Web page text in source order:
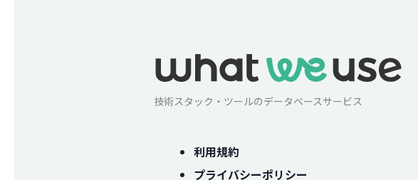
技術スタック・ツールのデータベースサービス
利用規約
プライバシーポリシー